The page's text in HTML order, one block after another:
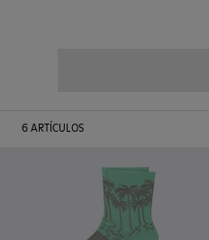
6ARTÍCULOS